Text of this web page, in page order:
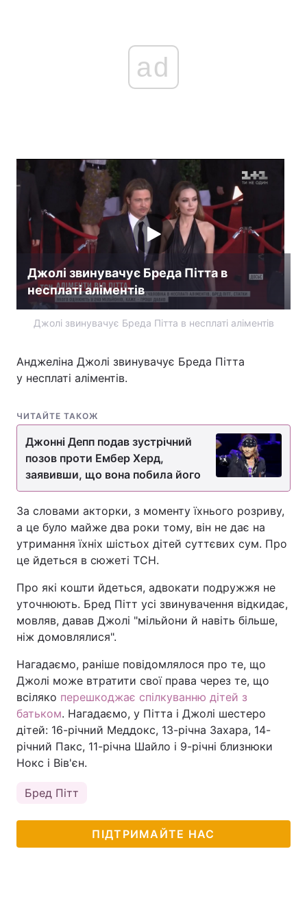
ad
Джолі звинувачує Бреда Пітта в
несплаті аліментів
Джолі звинувачує Бреда Пітта в несплаті аліментів
Анджеліна Джолі звинувачує Бреда Пітта
у несплаті аліментів.
ЧИТАЙТЕ ТАКОЖ
Джонні Депп подав зустрічний
позов проти Ембер Херд,
заявивши, що вона побила його
За словами акторки, з моменту їхнього розриву,
а це було майже два роки тому, він не дає на
утримання їхніх шістьох дітей суттєвих сум. Про
це йдеться в сюжеті ТСН.
Про які кошти йдеться, адвокати подружжя не
уточнюють. Бред Пітт усі звинувачення відкидає,
мовляв, давав Джолі "мільйони й навіть більше,
ніж домовлялися".
Нагадаємо, раніше повідомлялося про те, що
Джолі може втратити свої права через те, що
всіляко перешкоджає спілкуванню дітей з
батьком. Нагадаємо, у Пітта і Джолі шестеро
дітей: 16-річний Меддокс, 13-річна Захара, 14-
річний Пакс, 11-річна Шайло і 9-річні близнюки
Нокс і Вів'єн.
Бред Пітт
ПІДТРИМАЙТЕ НАС